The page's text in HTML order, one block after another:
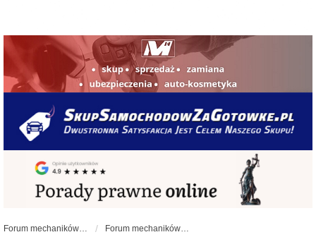
Forum mechaników samochodowych - forum-mechaniczne.pl Forum mechaników samochodowych